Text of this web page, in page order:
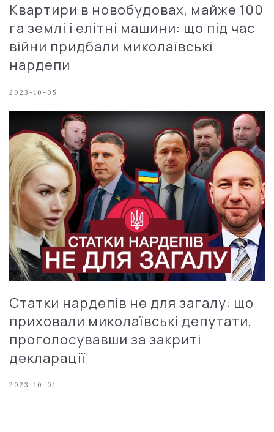
Квартири в новобудовах, майже 100
га землі і елітні машини: що під час
війни придбали миколаївські
нардепи
2023-10-05
Статки нардепів не для загалу: що
приховали миколаївські депутати,
проголосувавши за закриті
декларації
2023-10-01